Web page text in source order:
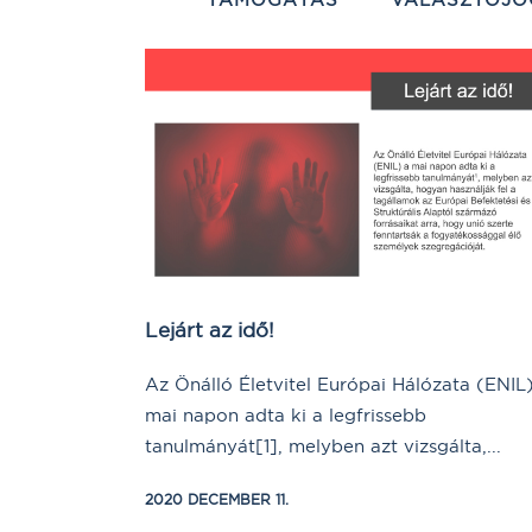
Lejárt az idő!
Az Önálló Életvitel Európai Hálózata
mai napon adta ki a legfrissebb
tanulmányát[1], melyben azt vizsgálta,...
2020 DECEMBER 11.